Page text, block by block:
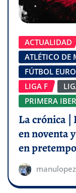
ACTUALIDAD
ATLÉTICO DE
FÚTBOL
LIGA F
PRIMERA
La crónica |
en noventa
en